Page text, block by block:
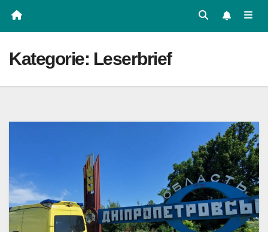
Kategorie: Leserbrief